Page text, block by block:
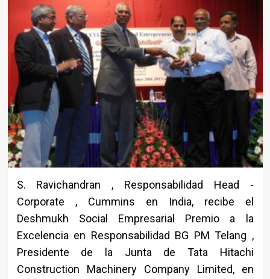
S. Ravichandran , Responsabilidad Head -
Corporate , Cummins en India, recibe el
Deshmukh Social Empresarial Premio a la
Excelencia en Responsabilidad BG PM Telang ,
Presidente de la Junta de Tata Hitachi
Construction Machinery Company Limited, en